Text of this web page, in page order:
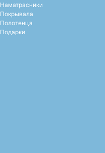
Наматрасники
Покрывала
Полотенца
Подарки